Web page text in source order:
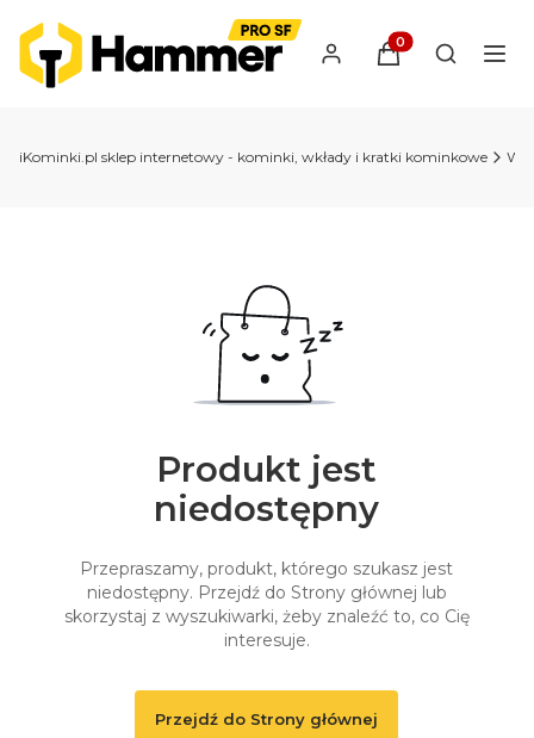
Produkty w
Otwórz
iKominki.pl sklep internetowy - kominki, wkłady i kratki kominkowe
Produkt jest
niedostępny
Przepraszamy, produkt, którego szukasz jest
niedostępny. Przejdź do Strony głównej lub
skorzystaj z wyszukiwarki, żeby znaleźć to, co Cię
interesuje.
Przejdź do Strony głównej